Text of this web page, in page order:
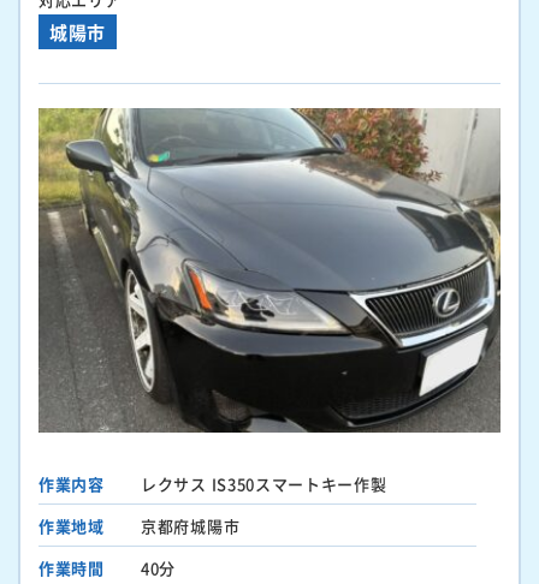
城陽市
作業内容
レクサス IS350スマートキー作製
作業地域
京都府城陽市
作業時間
40分